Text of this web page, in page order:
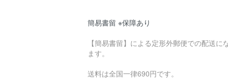
簡易書留 ※保障あり
【簡易書留】による定形外郵便での配送に
ます。
送料は全国一律690円です。